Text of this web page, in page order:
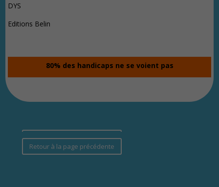
DYS
Editions Belin
80% des handicaps ne se voient pas
Retour à la page précédente
Retour à la page précédente